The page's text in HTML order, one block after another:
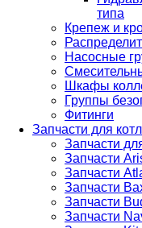
типа
Крепеж и
Насосные
Шкафы
Группы
Фитинги
Запчасти для
Запчасти
Запчасти
Запчасти
Запчасти
Запчасти
Запчасти